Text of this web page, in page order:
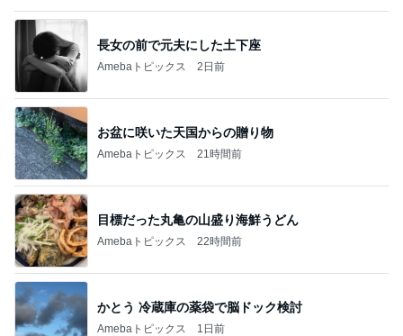
長女の前で元夫にした土下座
Amebaトピックス 2日前
お盆に咲いた天国からの贈り物
Amebaトピックス 21時間前
目標だった丸亀の山盛り海鮮うどん
Amebaトピックス 22時間前
かとう 冷蔵庫の薬袋で脳ドック検討
Amebaトピックス 1日前